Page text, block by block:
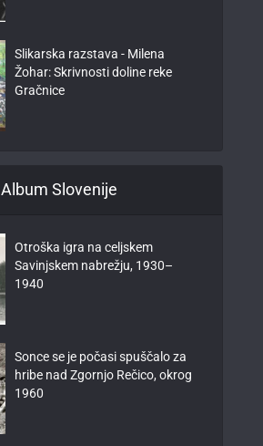
Slikarska razstava - Milena
Žohar: Skrivnosti doline reke
Gračnice
Album Slovenije
Otroška igra na celjskem
Savinjskem nabrežju, 1930–
1940
Sonce se je počasi spuščalo za
hribe nad Zgornjo Rečico, okrog
1960